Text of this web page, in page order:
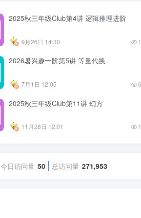
2025秋三年级Club第4讲 逻辑推理进阶
9月26日 14:30
2026暑兴趣一阶第5讲 等量代换
7月1日 12:05
2025秋三年级Club第11讲 幻方
11月28日 12:01
今日访问量 50 总访问量 271,953